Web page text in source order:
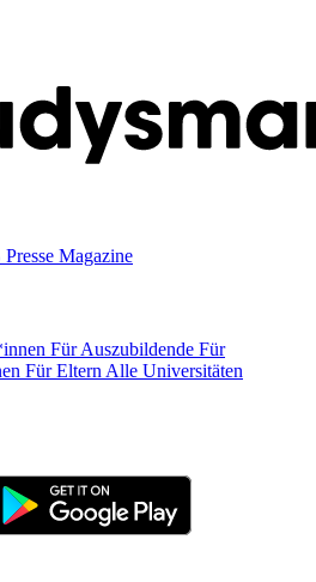
Presse Magazine
Für Auszubildende Für
Für Eltern Alle Universitäten